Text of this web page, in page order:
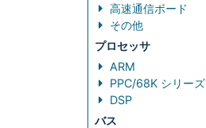
高速通信ボード
その他
プロセッサ
ARM
PPC/68K シリーズ
DSP
バス